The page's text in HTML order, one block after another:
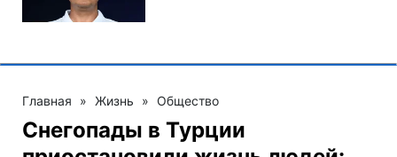
Главная » Жизнь » Общество
Снегопады в Турции